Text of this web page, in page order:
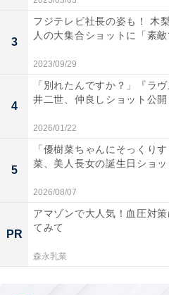
3
フジテレビ社長の姿も！ 木
人の大集合ショットに「素
2023/09/29
4
「別れたんですか？」『ラ
井二世、仲良しショット公
2026/01/22
5
「優樹菜ちゃんにそっくり
菜、美人長女の誕生日ショ
2026/08/07
PR
アマゾンで大人気！血圧対
てみて
森永乳業